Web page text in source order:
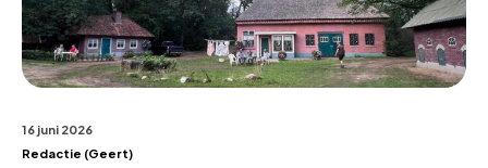
16 juni 2026
Redactie (Geert)